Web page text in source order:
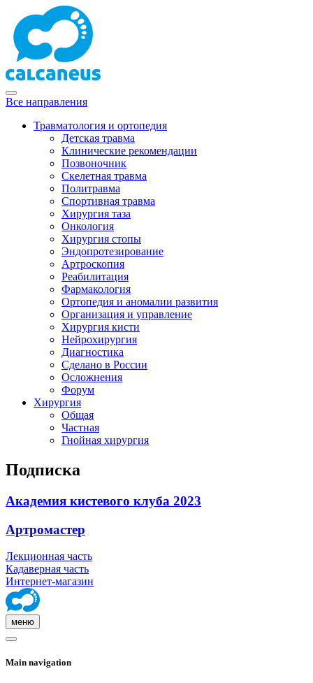
Все направления
Травматология и ортопедия
Детская травма
Клинические рекомендации
Позвоночник
Скелетная травма
Политравма
Спортивная травма
Хирургия таза
Онкология
Хирургия стопы
Эндопротезирование
Артроскопия
Реабилитация
Фармакология
Ортопедия и аномалии развития
Организация и управление
Хирургия кисти
Нейрохирургия
Диагностика
Сделано в России
Осложнения
Форум
Хирургия
Общая
Частная
Гнойная хирургия
Подписка
Академия кистевого клуба 2023
Артромастер
Лекционная часть
Кадаверная часть
Интернет-магазин
меню
Main navigation